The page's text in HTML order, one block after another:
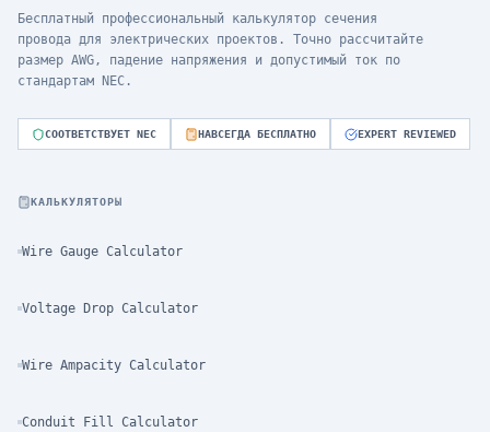
Бесплатный профессиональный калькулятор сечения
провода для электрических проектов. Точно рассчитайте
размер AWG, падение напряжения и допустимый ток по
стандартам NEC.
СООТВЕТСТВУЕТ NEC НАВСЕГДА БЕСПЛАТНО EXPERT REVIEWED
КАЛЬКУЛЯТОРЫ
Wire Gauge Calculator
Voltage Drop Calculator
Wire Ampacity Calculator
Conduit Fill Calculator